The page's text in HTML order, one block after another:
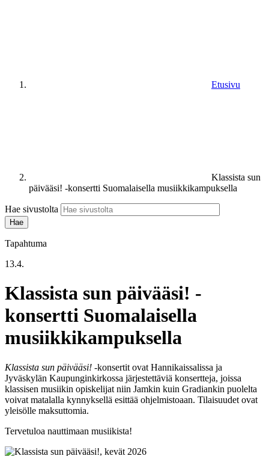
Etusivu
Klassista sun
päivääsi! -konsertti Suomalaisella musiikkikampuksella
Hae sivustolta
Tapahtuma
13.4.
Klassista sun päivääsi! -
konsertti Suomalaisella
musiikkikampuksella
Klassista sun päivääsi! -konsertit ovat Hannikaissalissa ja
Jyväskylän Kaupunginkirkossa järjestettäviä konsertteja, joissa
klassisen musiikin opiskelijat niin Jamkin kuin Gradiankin puolelta
voivat matalalla kynnyksellä esittää ohjelmistoaan. Tilaisuudet ovat
yleisölle maksuttomia.
Tervetuloa nauttimaan musiikista!